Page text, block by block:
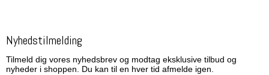
Nyhedstilmelding
Tilmeld dig vores nyhedsbrev og modtag eksklusive tilbud og
nyheder i shoppen. Du kan til en hver tid afmelde igen.